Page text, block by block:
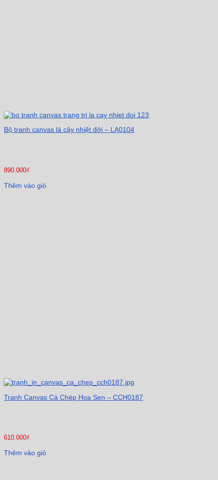
Bộ tranh canvas lá cây nhiệt đới – LA0104
890.000₫
Thêm vào giỏ
Tranh Canvas Cá Chép Hoa Sen – CCH0187
610.000₫
Thêm vào giỏ